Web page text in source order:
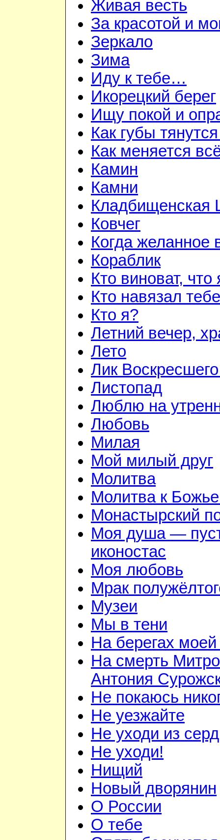
Живая весть
За красотой и
Зеркало
Зима
Иду к тебе…
Икорецкий берег
Ищу покой и
Как губы
Как меняется
Камин
Камни
Кладбищенская
Ковчег
Когда желанное
Кораблик
Кто виноват,
Кто навязал
Кто я?
Летний вечер,
Лето
Лик
Листопад
Люблю на
Любовь
Милая
Мой милый друг
Молитва
Молитва к
Монастырский
Моя душа —
иконостас
Моя любовь
Мрак
Музеи
Мы в тени
На берегах
На смерть
Антония
Не покаюсь
Не уезжайте
Не уходи из
Не уходи!
Нищий
Новый дворянин
О России
О тебе